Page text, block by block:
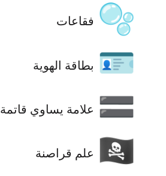
🫧 فقاعات
🪪 بطاقة الهوية
🟰 علامة يساوي قاتمة
🏴‍☠️ علم قراصنة